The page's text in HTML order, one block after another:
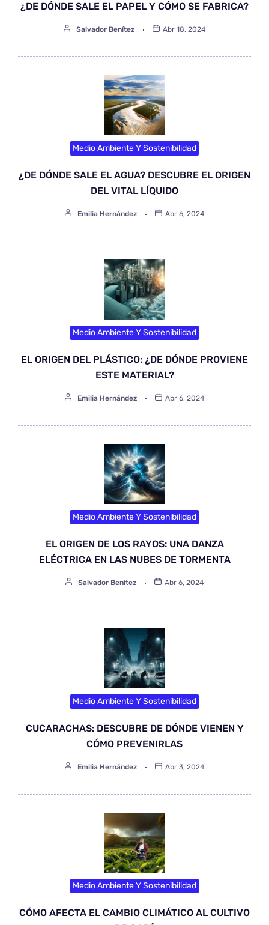
¿DE DÓNDE SALE EL PAPEL Y CÓMO SE FABRICA?
Salvador Benítez Abr 18, 2024
Medio Ambiente Y Sostenibilidad
¿DE DÓNDE SALE EL AGUA? DESCUBRE EL ORIGEN
DEL VITAL LÍQUIDO
Emilia Hernández Abr 6, 2024
Medio Ambiente Y Sostenibilidad
EL ORIGEN DEL PLÁSTICO: ¿DE DÓNDE PROVIENE
ESTE MATERIAL?
Emilia Hernández Abr 6, 2024
Medio Ambiente Y Sostenibilidad
EL ORIGEN DE LOS RAYOS: UNA DANZA
ELÉCTRICA EN LAS NUBES DE TORMENTA
Salvador Benítez Abr 6, 2024
Medio Ambiente Y Sostenibilidad
CUCARACHAS: DESCUBRE DE DÓNDE VIENEN Y
CÓMO PREVENIRLAS
Emilia Hernández Abr 3, 2024
Medio Ambiente Y Sostenibilidad
CÓMO AFECTA EL CAMBIO CLIMÁTICO AL CULTIVO